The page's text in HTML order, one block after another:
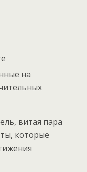
на
витая пара
которые